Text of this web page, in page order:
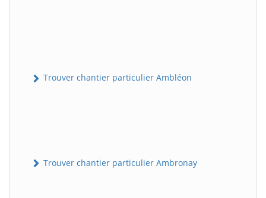
Trouver chantier particulier Ambléon
Trouver chantier particulier Ambronay